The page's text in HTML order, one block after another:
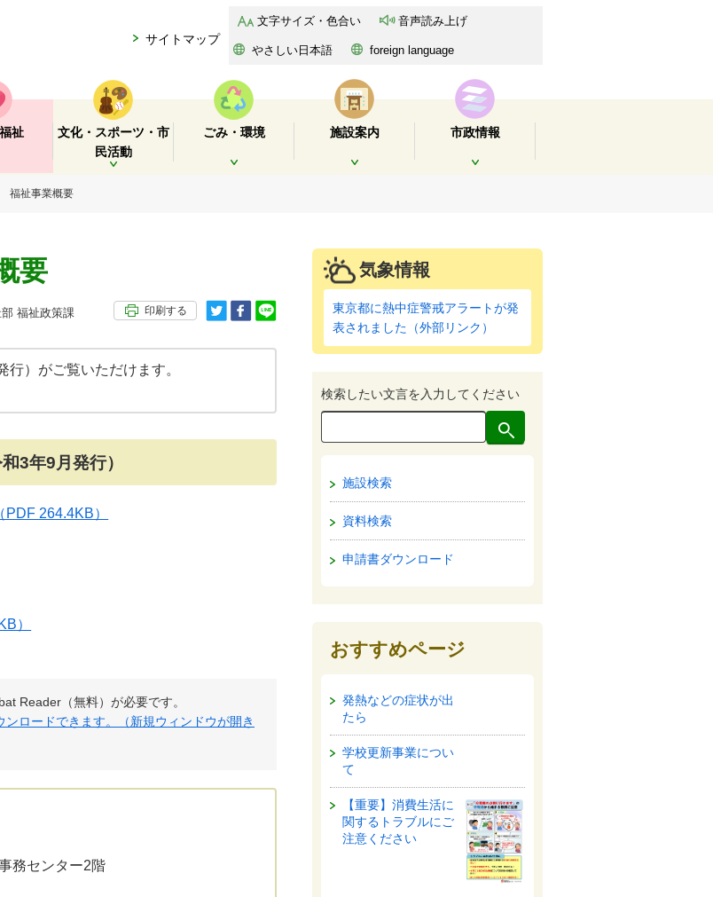
サイトマップ
文字サイズ・色合い 音声読み上げ
やさしい日本語 foreign language
祉
文化・スポーツ・市
民活動
ごみ・環境 施設案内 市政情報
福祉事業概要
要
福祉政策課 印刷する
）がご覧いただけます。
3年9月発行）
（PDF 264.4KB）
）
Reader（無料）が必要です。
ロードできます。（新規ウィンドウが開き
務センター2階
気象情報
東京都に熱中症警戒アラートが発
表されました（外部リンク）
検索したい文言を入力してください
施設検索
資料検索
申請書ダウンロード
おすすめページ
発熱などの症状が出
たら
学校更新事業につい
て
【重要】消費生活に
関するトラブルにご
注意ください